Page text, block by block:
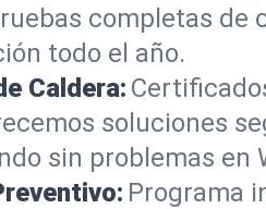
completas
todo el año.
Caldera:
soluciones
sin problemas en
Programa